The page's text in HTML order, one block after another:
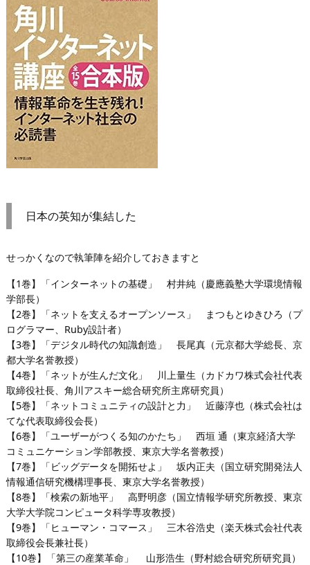
日本の英知が集結した
せっかくなので執筆陣を紹介しておきますと
【1巻】「インターネットの基礎」 村井純（慶應義塾大学環境情報
学部長）
【2巻】「ネットを支えるオープンソース」 まつもとゆきひろ（プ
ログラマー、Ruby設計者）
【3巻】「デジタル時代の知識創造」 長尾真（元京都大学総長、京
都大学名誉教授）
【4巻】「ネットが生んだ文化」 川上量生（カドカワ株式会社代表
取締役社長、角川アスキー総合研究所主席研究員）
【5巻】「ネットコミュニティの設計と力」 近藤淳也（株式会社は
てな代表取締役会長）
【6巻】「ユーザーがつくる知のかたち」 西垣 通（東京経済大学
コミュニケーション学部教授、東京大学名誉教授）
【7巻】「ビッグデータを開拓せよ」 坂内正夫（国立研究開発法人
情報通信研究機構理事長、東京大学名誉教授）
【8巻】「検索の新地平」 高野明彦（国立情報学研究所教授、東京
大学大学院コンピュータ科学専攻教授）
【9巻】「ヒューマン・コマース」 三木谷浩史（楽天株式会社代表
取締役会長兼社長）
【10巻】「第三の産業革命」 山形浩生（野村総合研究所研究員）